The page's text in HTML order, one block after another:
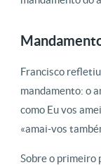
Francisco
mandamento: o
como Eu vos
«amai-vos
Sobre o primeiro